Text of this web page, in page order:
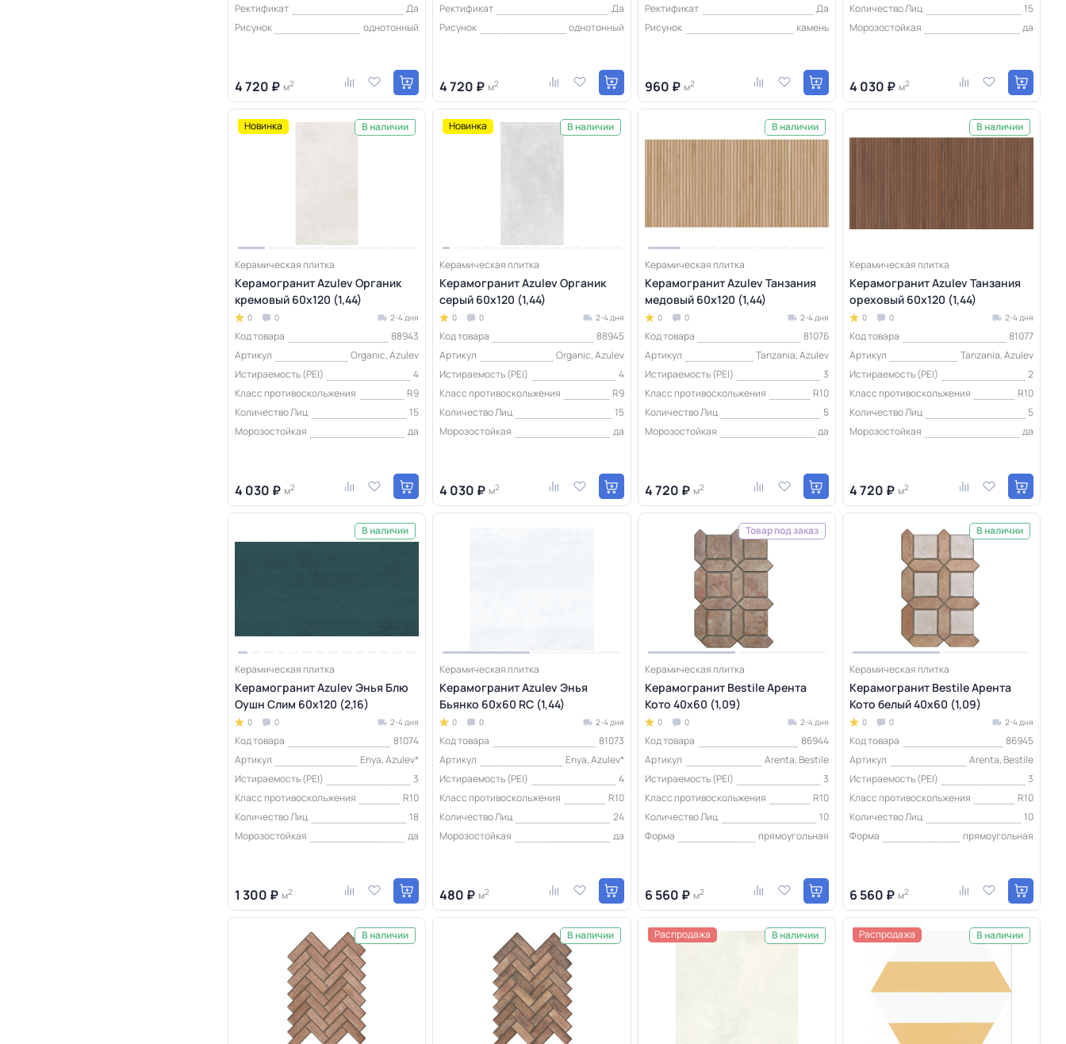
Ректификат
Да
Рисунок
однотонный
4 720 ₽ м2
Ректификат
Да
Рисунок
однотонный
4 720 ₽ м2
Ректификат
Да
Рисунок
камень
960 ₽ м2
Количество Лиц
15
Морозостойкая
да
4 030 ₽ м2
Новинка В наличии
Керамическая плитка
Керамогранит Azulev Органик
кремовый 60x120 (1,44)
0 0 2-4 дня
Код товара
88943
Артикул
Organic, Azulev
Истираемость (PEI)
4
Класс противоскольжения
R9
Количество Лиц
15
Морозостойкая
да
4 030 ₽ м2
Новинка В наличии
Керамическая плитка
Керамогранит Azulev Органик
серый 60x120 (1,44)
0 0 2-4 дня
Код товара
88945
Артикул
Organic, Azulev
Истираемость (PEI)
4
Класс противоскольжения
R9
Количество Лиц
15
Морозостойкая
да
4 030 ₽ м2
В наличии
Керамическая плитка
Керамогранит Azulev Танзания
медовый 60x120 (1,44)
0 0 2-4 дня
Код товара
81076
Артикул
Tanzania, Azulev
Истираемость (PEI)
3
Класс противоскольжения
R10
Количество Лиц
5
Морозостойкая
да
4 720 ₽ м2
В наличии
Керамическая плитка
Керамогранит Azulev Танзания
ореховый 60x120 (1,44)
0 0 2-4 дня
Код товара
81077
Артикул
Tanzania, Azulev
Истираемость (PEI)
2
Класс противоскольжения
R10
Количество Лиц
5
Морозостойкая
да
4 720 ₽ м2
В наличии
Керамическая плитка
Керамогранит Azulev Энья Блю
Оушн Слим 60x120 (2,16)
0 0 2-4 дня
Код товара
81074
Артикул
Enya, Azulev*
Истираемость (PEI)
3
Класс противоскольжения
R10
Количество Лиц
18
Морозостойкая
да
1 300 ₽ м2
Керамическая плитка
Керамогранит Azulev Энья
Бьянко 60x60 RС (1,44)
0 0 2-4 дня
Код товара
81073
Артикул
Enya, Azulev*
Истираемость (PEI)
4
Класс противоскольжения
R10
Количество Лиц
24
Морозостойкая
да
480 ₽ м2
Товар под заказ
Керамическая плитка
Керамогранит Bestile Арента
Кото 40x60 (1,09)
0 0 2-4 дня
Код товара
86944
Артикул
Arenta, Bestile
Истираемость (PEI)
3
Класс противоскольжения
R10
Количество Лиц
10
Форма
прямоугольная
6 560 ₽ м2
В наличии
Керамическая плитка
Керамогранит Bestile Арента
Кото белый 40x60 (1,09)
0 0 2-4 дня
Код товара
86945
Артикул
Arenta, Bestile
Истираемость (PEI)
3
Класс противоскольжения
R10
Количество Лиц
10
Форма
прямоугольная
6 560 ₽ м2
В наличии В наличии Распродажа В наличии Распродажа В наличии